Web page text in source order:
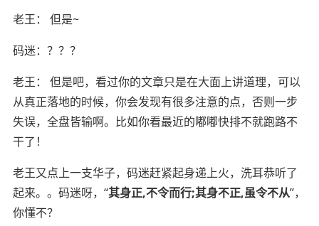
老王： 但是~
码迷：？？？
老王： 但是吧，看过你的文章只是在大面上讲道理，可以
从真正落地的时候，你会发现有很多注意的点，否则一步
失误，全盘皆输啊。比如你看最近的嘟嘟快排不就跑路不
干了！
老王又点上一支华子，码迷赶紧起身递上火，洗耳恭听了
起来。。码迷呀，“其身正,不令而行;其身不正,虽令不从”，
你懂不？